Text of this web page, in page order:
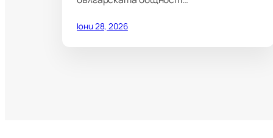
юни 28, 2026